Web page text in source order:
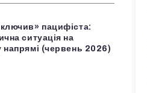
пацифіста:
ситуація на
напрямі (червень 2026)